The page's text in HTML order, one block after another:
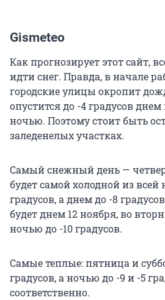
Gismeteo
Как прогнозирует этот сайт,
идти снег. Правда, в начале
городские улицы окропит
опустится до -4 градусов днем
ночью. Поэтому стоит быть
заледенелых участках.
Самый снежный день —
будет самой холодной из всей
градусов, а днем до -8
будет днем 12 ноября, во
ночью до -10 градусов.
Самые теплые: пятница и
градусов, а ночью до -9 и -5
соответственно.